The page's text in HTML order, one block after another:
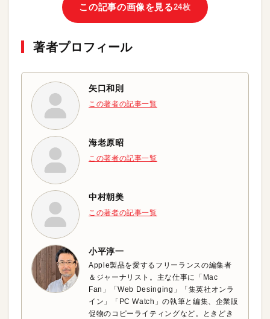
この記事の画像を見る24枚
著者プロフィール
矢口和則
この著者の記事一覧
海老原昭
この著者の記事一覧
中村朝美
この著者の記事一覧
小平淳一
Apple製品を愛するフリーランスの編集者
＆ジャーナリスト。主な仕事に「Mac
Fan」「Web Desinging」「集英社オンラ
イン」「PC Watch」の執筆と編集、企業販
促物のコピーライティングなど。ときどき